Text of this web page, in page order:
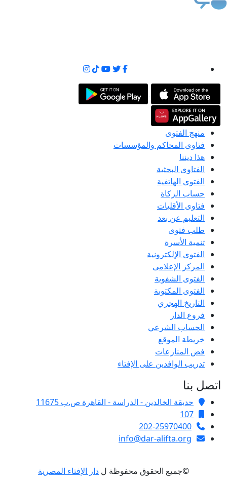
منهج الفتوى
فتاوى المحاكم والمؤسسات
هذا ديننا
الفتاوى البحثية
الفتوى الهاتفية
حساب الزكاة
فتاوى الأقليات
التعليم عن بعد
طلب فتوى
تنمية الأسرة
الفتوى الإلكترونية
المركز الإعلامى
الفتوى الشفوية
الفتوى المكتوبة
التاريخ الهجري
فروع الدار
الحساب الشرعي
خريطة الموقع
فض المنازعات
تدريب الوافدين على الإفتاء
اتصل بنا
حديقة الخالدين - الدراسة - القاهرة ص.ب 11675
107
202-25970400
info@dar-alifta.org
©جميع الحقوق محفوظة ل دار الإفتاء المصرية